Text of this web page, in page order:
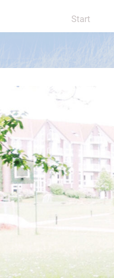
Start
steht Ihnen zur Verfügung.